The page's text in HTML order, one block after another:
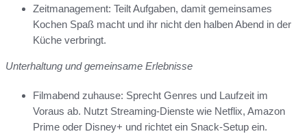
Zeitmanagement: Teilt Aufgaben, damit gemeinsames
Kochen Spaß macht und ihr nicht den halben Abend in der
Küche verbringt.
Unterhaltung und gemeinsame Erlebnisse
Filmabend zuhause: Sprecht Genres und Laufzeit im
Voraus ab. Nutzt Streaming-Dienste wie Netflix, Amazon
Prime oder Disney+ und richtet ein Snack-Setup ein.